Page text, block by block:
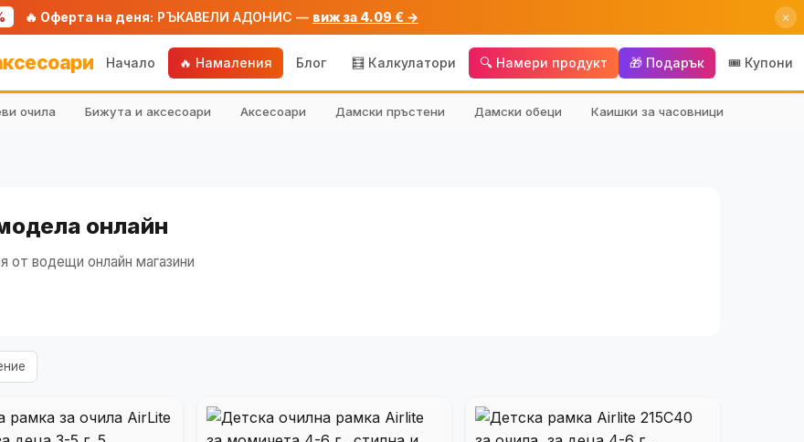
🔥 Оферта на деня: РЪКАВЕЛИ АДОНИС — виж за 4.09 € → ×
Начало 🔥 Намаления Блог 🧮 Калкулатори 🔍 Намери продукт 🎁 Подарък 🎟️ Купони
очила Бижута и аксесоари Аксесоари Дамски пръстени Дамски обеци Каишки за часовници
онлайн
от водещи онлайн магазини